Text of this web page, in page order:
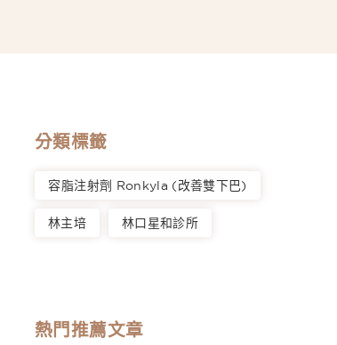
分類標籤
容脂注射劑 Ronkyla (改善雙下巴)
林主培 林口星和診所
熱門推薦文章